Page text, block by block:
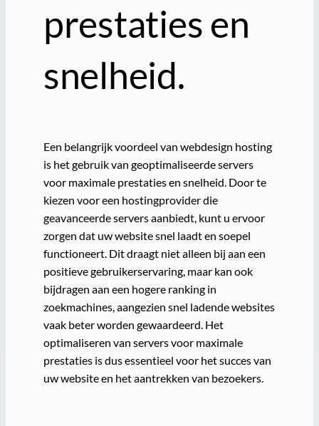
prestaties en
snelheid.
Een belangrijk voordeel van webdesign hosting
is het gebruik van geoptimaliseerde servers
voor maximale prestaties en snelheid. Door te
kiezen voor een hostingprovider die
geavanceerde servers aanbiedt, kunt u ervoor
zorgen dat uw website snel laadt en soepel
functioneert. Dit draagt niet alleen bij aan een
positieve gebruikerservaring, maar kan ook
bijdragen aan een hogere ranking in
zoekmachines, aangezien snel ladende websites
vaak beter worden gewaardeerd. Het
optimaliseren van servers voor maximale
prestaties is dus essentieel voor het succes van
uw website en het aantrekken van bezoekers.